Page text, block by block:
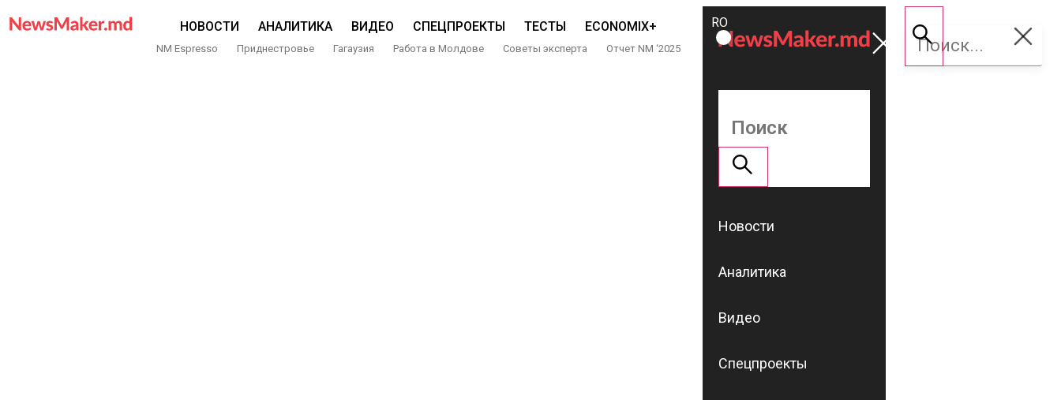
НОВОСТИ АНАЛИТИКА ВИДЕО СПЕЦПРОЕКТЫ ТЕСТЫ ECONOMIX+
NM Espresso Приднестровье Гагаузия Работа в Молдове Советы эксперта Отчет NM ‘2025
ROMÂNĂ
RU
Поддержать
NM
Новости
Аналитика
Видео
Спецпроекты